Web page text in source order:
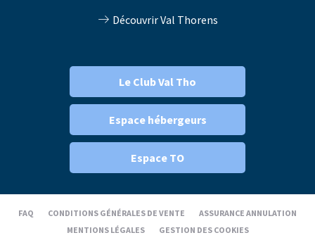
Découvrir Val Thorens
Le Club Val Tho
Espace hébergeurs
Espace TO
FAQ CONDITIONS GÉNÉRALES DE VENTE
ASSURANCE ANNULATION
MENTIONS LÉGALES
GESTION DES COOKIES